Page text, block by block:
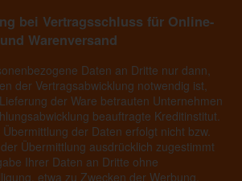
bei Vertragsschluss für Online-
Warenversand
Daten an Dritte nur dann,
der Vertragsabwicklung notwendig ist,
der Ware betrauten Unternehmen
beauftragte Kreditinstitut.
der Daten erfolgt nicht bzw.
Übermittlung ausdrücklich zugestimmt
Ihrer Daten an Dritte ohne
etwa zu Zwecken der Werbung,